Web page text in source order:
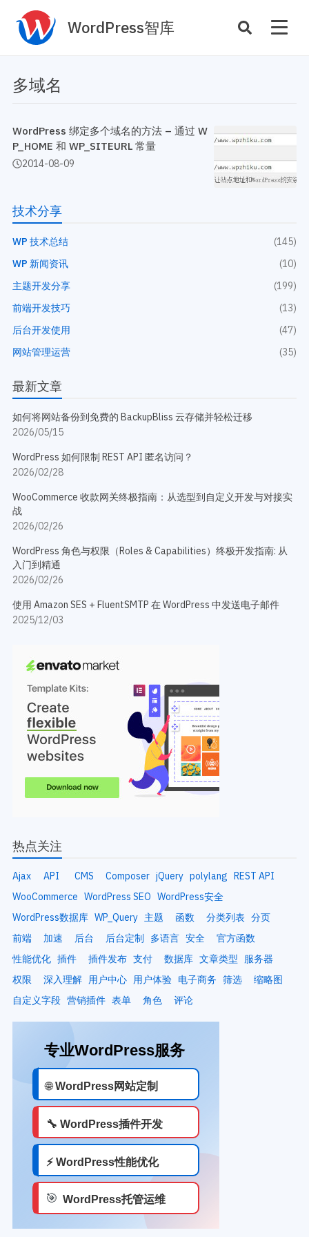
WordPress智库
主机托管
SEO与全站运营
案例
插件案例
资源
主题推荐
插件推荐
开发教程
主题开发分享
后台开发定制
开发文档手册
WP新闻资讯 电子商务和支付
服务咨询
多域名
WordPress 绑定多个域名的方法 – 通过 W
P_HOME 和 WP_SITEURL 常量
2014-08-09
技术分享
WP 技术总结
(145)
WP 新闻资讯
(10)
主题开发分享
(199)
前端开发技巧
(13)
后台开发使用
(47)
网站管理运营
(35)
最新文章
如何将网站备份到免费的 BackupBliss 云存储并轻松迁移
2026/05/15
WordPress 如何限制 REST API 匿名访问？
2026/02/28
WooCommerce 收款网关终极指南：从选型到自定义开发与对接实
战
2026/02/26
WordPress 角色与权限（Roles & Capabilities）终极开发指南: 从
入门到精通
2026/02/26
使用 Amazon SES + FluentSMTP 在 WordPress 中发送电子邮件
2025/12/03
热点关注
Ajax API CMS Composer jQuery polylang REST API
WooCommerce WordPress SEO WordPress安全
WordPress数据库 WP_Query 主题 函数 分类列表 分页
前端
加速 后台 后台定制 多语言 安全
官方函数
性能优化 插件 插件发布 支付 数据库 文章类型
服务器
权限
深入理解 用户中心 用户体验 电子商务 筛选
缩略图
自定义字段 营销插件 表单 角色 评论